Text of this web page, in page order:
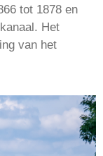
tot 1878 en
Het
van het